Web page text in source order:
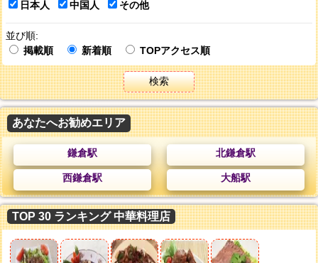
日本人
中国人 その他
並び順:
掲載順
新着順 TOPアクセス順
検索
あなたへお勧めエリア
鎌倉駅 北鎌倉駅
西鎌倉駅 大船駅
TOP 30 ランキング 中華料理店